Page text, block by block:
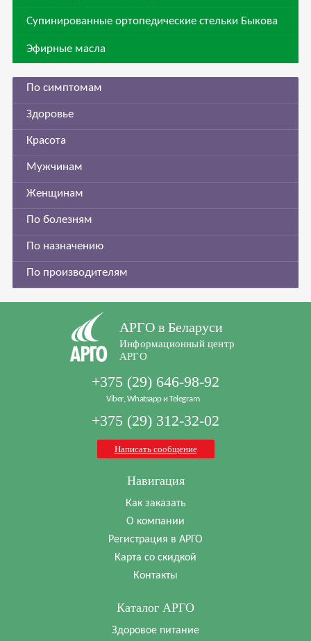
Супинированные ортопедические стельки Быкова
Эфирные масла
По симптомам
Здоровье
Красота
Мужчинам
Женщинам
По болезням
По назначению
По производителям
АРГО в Беларуси
Информационный центр
АРГО
+375 (29) 646-98-92
Viber, Whatsapp и Telegram
+375 (29) 312-32-02
Написать сообщение
Навигация
Как заказать
О компании
Регистрация в АРГО
Карта со скидкой
Контакты
Каталог АРГО
Здоровое питание